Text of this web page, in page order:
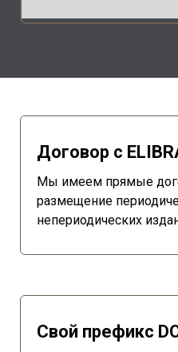
Договор с
Мы имеем прямые
размещение
непериодических
Свой префикс